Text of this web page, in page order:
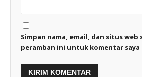
Simpan nama, email, dan situs web
peramban ini untuk komentar